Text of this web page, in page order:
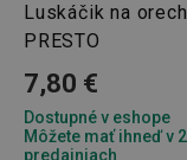
Luskáčik na
PRESTO
7,80 €
Dostupné v eshope
Môžete mať ihneď v
predajniach
shopsys_abc